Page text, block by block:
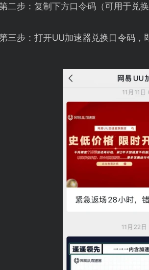
二步：复制下方口令码（可用于兑换
三步：打开UU加速器兑换口令码，